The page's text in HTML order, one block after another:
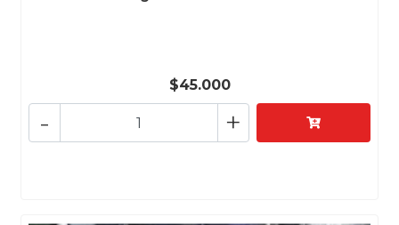
$45.000
+
-